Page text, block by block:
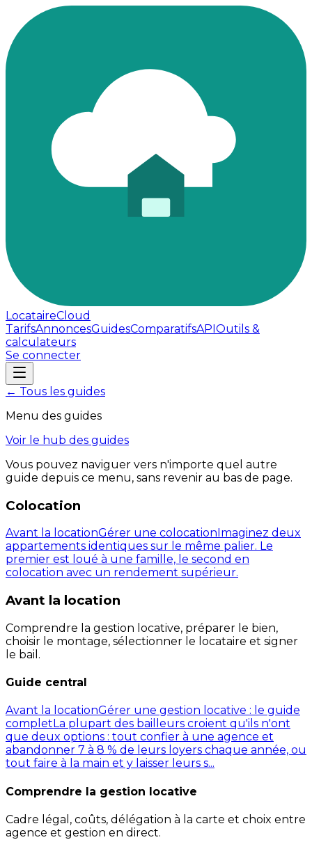
LocataireCloud
TarifsAnnoncesGuidesComparatifsAPIOutils &
calculateurs
Se connecter
← Tous les guides
Menu des guides
Voir le hub des guides
Vous pouvez naviguer vers n'importe quel autre
guide depuis ce menu, sans revenir au bas de page.
Colocation
Avant la locationGérer une colocation Imaginez deux
appartements identiques sur le même palier. Le
premier est loué à une famille, le second en
colocation avec un rendement supérieur.
Avant la location
Comprendre la gestion locative, préparer le bien,
choisir le montage, sélectionner le locataire et signer
le bail.
Guide central
Avant la locationGérer une gestion locative : le guide
complet La plupart des bailleurs croient qu'ils n'ont
que deux options : tout confier à une agence et
abandonner 7 à 8 % de leurs loyers chaque année, ou
tout faire à la main et y laisser leurs s...
Comprendre la gestion locative
Cadre légal, coûts, délégation à la carte et choix entre
agence et gestion en direct.